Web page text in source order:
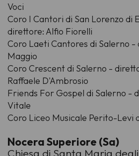
Voci
Coro I Cantori di San Lorenzo di
direttore: Alfio Fiorelli
Coro Laeti Cantores di Salerno
Maggio
Coro Crescent di Salerno -
Raffaele D'Ambrosio
Friends For Gospel di Salerno -
Vitale
Coro Liceo Musicale Perito-Levi
Nocera Superiore (Sa)
Chiesa di Santa Maria